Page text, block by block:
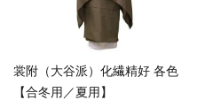
裳附（大谷派）化繊精好 各色
【合冬用／夏用】